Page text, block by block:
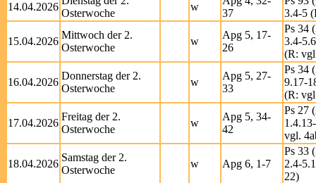
14.04.2026
Osterwoche
w
37
3.4-5
15.04.2026
Mittwoch der 2.
Osterwoche
w
Apg 5, 17-
26
Ps 34
3.4-
(R:
16.04.2026
Donnerstag der 2.
Osterwoche
w
Apg 5, 27-
33
Ps 34
9.17-
(R:
17.04.2026
Freitag der 2.
Osterwoche
w
Apg 5, 34-
42
Ps 27
vgl.
18.04.2026
Samstag der 2.
Osterwoche
w Apg 6, 1-7
Ps 33
2.4-
22)